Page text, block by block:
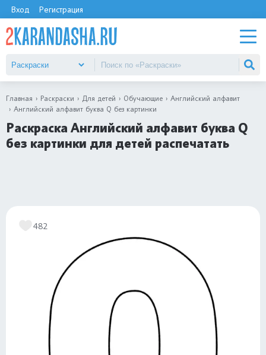
Вход Регистрация
Главная Раскраски Для детей Обучающие
Английский алфавит
Английский алфавит буква Q без картинки
Раскраска Английский алфавит буква Q
без картинки для детей распечатать
482